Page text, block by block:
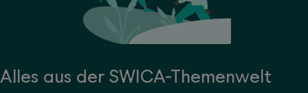
Alles aus der SWICA-Themenwelt